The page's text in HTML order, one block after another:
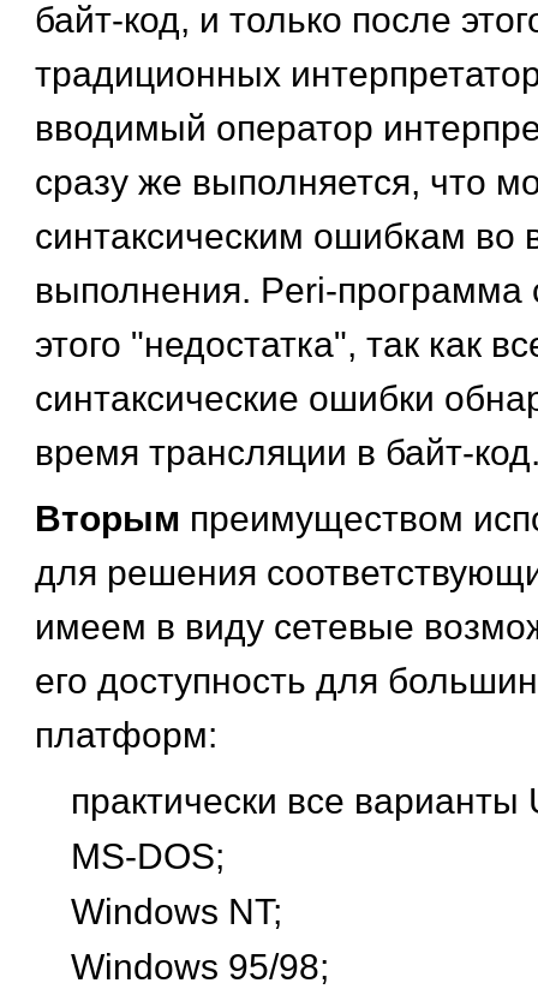
байт-код, и только после
традиционных
вводимый оператор
сразу же выполняется, что
синтаксическим ошибкам во
выполнения. Peri-программа
этого "недостатка", так как
синтаксические ошибки
время трансляции в байт-
Вторым преимуществом
для решения
имеем в виду сетевые
его доступность для
платформ:
практически все варианты
MS-DOS;
Windows NT;
Windows 95/98;